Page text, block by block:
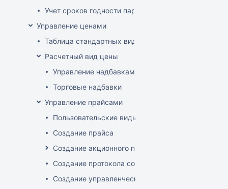
Учет сроков годности партий
Управление ценами
Таблица стандартных видов цен
Расчетный вид цены
Управление надбавками
Торговые надбавки
Управление прайсами
Пользовательские виды цен
Создание прайса
Создание акционного прайса
Создание протокола согласования цен
Создание управленческого прайса